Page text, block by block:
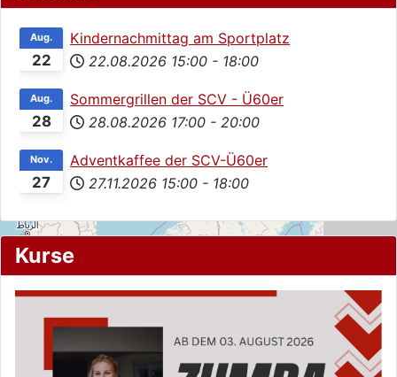
22
Aug.
Kindernachmittag am Sportplatz
22.08.2026 15:00 - 18:00
28
Aug.
Sommergrillen der SCV - Ü60er
28.08.2026 17:00 - 20:00
27
Nov.
Adventkaffee der SCV-Ü60er
27.11.2026 15:00 - 18:00
Kurse